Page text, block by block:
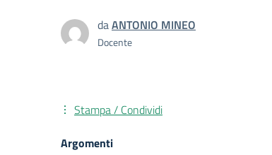
daANTONIO MINEO
Docente
Stampa / Condividi
Argomenti